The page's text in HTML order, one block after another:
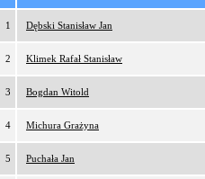
1 Dębski Stanisław Jan
2 Klimek Rafał Stanisław
3 Bogdan Witold
4 Michura Grażyna
5 Puchała Jan